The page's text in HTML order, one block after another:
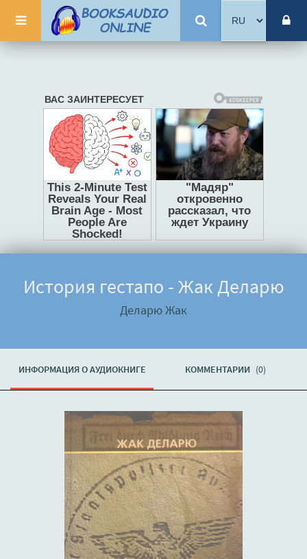
История гестапо - Жак Деларю
Деларю Жак
ИНФОРМАЦИЯ О АУДИОКНИГЕ КОММЕНТАРИИ (0)